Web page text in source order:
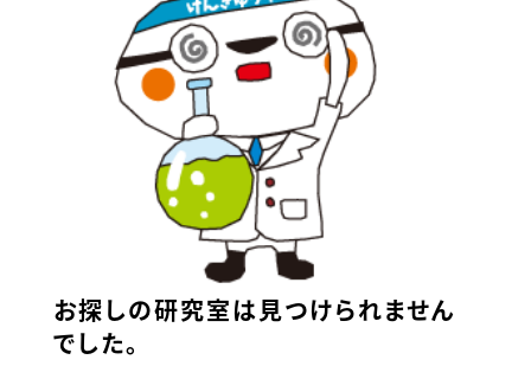
お探しの研究室は見つけられません
でした。